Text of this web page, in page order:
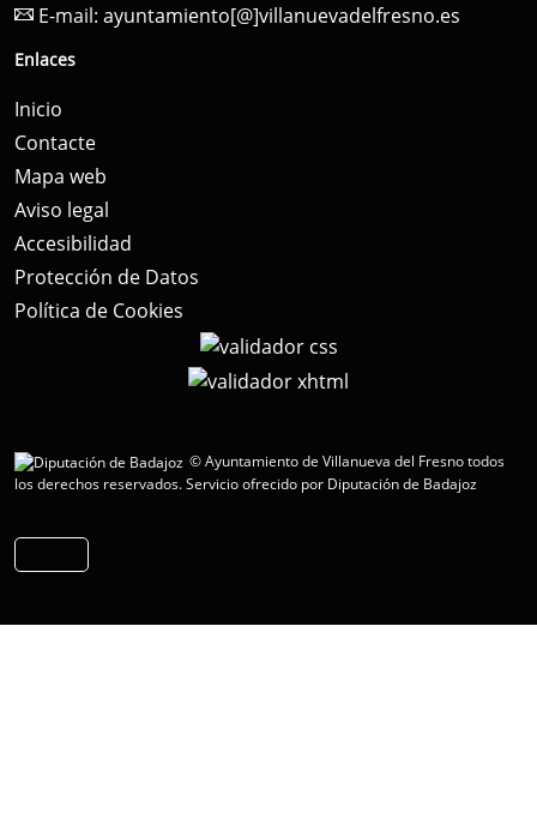
E-mail: ayuntamiento[@]villanuevadelfresno.es
Enlaces
Inicio
Contacte
Mapa web
Aviso legal
Accesibilidad
Protección de Datos
Política de Cookies
© Ayuntamiento de Villanueva del Fresno todos
los derechos reservados.Servicio ofrecido por Diputación de Badajoz